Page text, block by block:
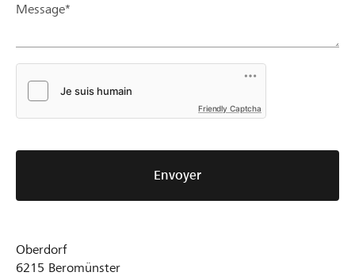
Message*
Friendly Captcha
Envoyer
Oberdorf
6215 Beromünster